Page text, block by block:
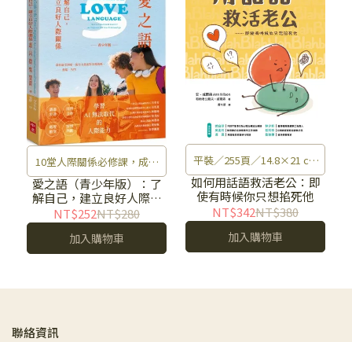
10堂人際關係必修課，成為
更好的自己
愛之語（青少年版）：了
解自己，建立良好人際關
係
NT$252NT$280
加入購物車
平裝／255頁／14.8×21 cm
／單色印刷／初版／360g
如何用話語救活老公：即
使有時候你只想掐死他
NT$342NT$380
加入購物車
聯絡資訊